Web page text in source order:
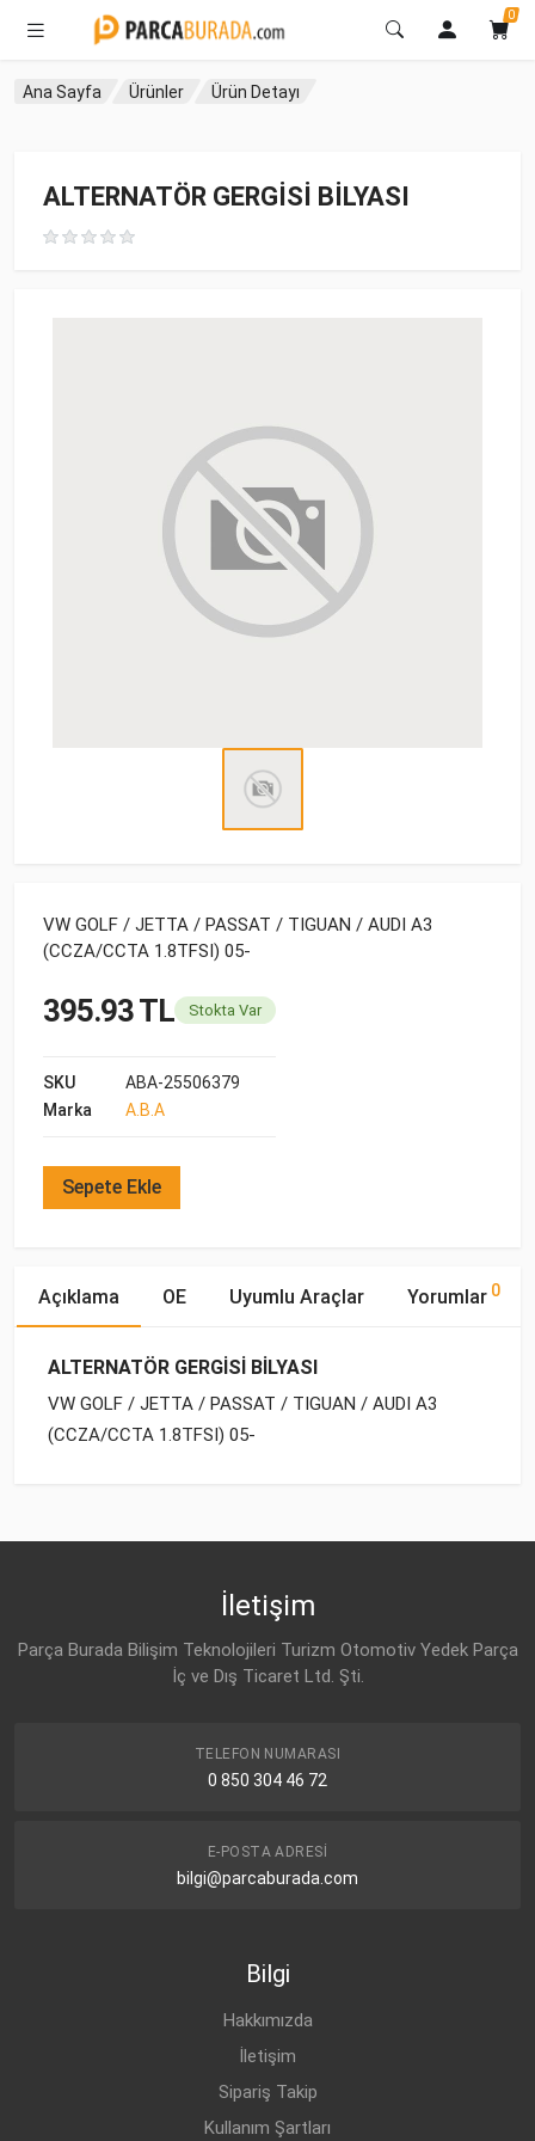
0
Ana Sayfa Ürünler Ürün Detayı
ALTERNATÖR GERGİSİ BİLYASI
VW GOLF / JETTA / PASSAT / TIGUAN / AUDI A3
(CCZA/CCTA 1.8TFSI) 05-
395.93 TL Stokta Var
SKU
ABA-25506379
Marka
A.B.A
Sepete Ekle
Açıklama OE Uyumlu Araçlar Yorumlar 0
ALTERNATÖR GERGİSİ BİLYASI
VW GOLF / JETTA / PASSAT / TIGUAN / AUDI A3
(CCZA/CCTA 1.8TFSI) 05-
İletişim
Parça Burada Bilişim Teknolojileri Turizm Otomotiv Yedek Parça
İç ve Dış Ticaret Ltd. Şti.
TELEFON NUMARASI
0 850 304 46 72
E-POSTA ADRESI
bilgi@parcaburada.com
Bilgi
Hakkımızda
İletişim
Sipariş Takip
Kullanım Şartları